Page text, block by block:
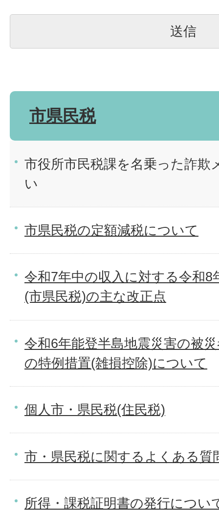
市県民税
市役所市民税課を名乗った詐欺
い
市県民税の定額減税について
令和7年中の収入に対する令和8
(市県民税)の主な改正点
令和6年能登半島地震災害の被
の特例措置(雑損控除)について
個人市・県民税(住民税)
市・県民税に関するよくある質
所得・課税証明書の発行につい